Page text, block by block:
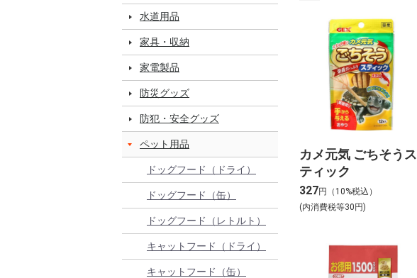
水道用品
家具・収納
家電製品
防災グッズ
防犯・安全グッズ
ペット用品
ドッグフード（ドライ）
ドッグフード（缶）
ドッグフード（レトルト）
キャットフード（ドライ）
キャットフード（缶）
カメ元気 ごちそうス
ティック
327円（10%税込）
(内消費税等30円)